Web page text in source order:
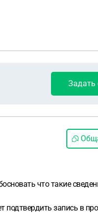
Задать
что такие
запись в